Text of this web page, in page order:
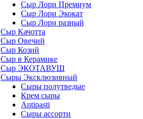
Сыр Лори Премиум
Сыр Лори Экокат
Сыр Лори разный
Сыр Качотта
Сыр Овечий
Сыр Козий
Сыр в Керамике
Сыр ЭКОТАВУШ
Сыры Эксклюзивный
Сыры полутведые
Крем сыры
Antipasti
Сыры ассорти